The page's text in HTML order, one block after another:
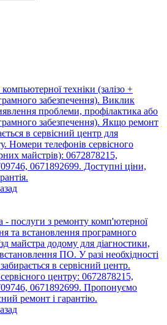
техніки (залізо +
забезпечення). Виклик
проблеми, профілактика або
забезпечення). Якщо ремонт
в сервісний центр для
Номери телефонів сервісного
майстрів): 0672878215,
0671892699. Доступні ціни,
- послуги з ремонту комп'ютерної
та встановлення програмного
майстра додому для діагностики,
ПО. У разі необхідності
в сервісний центр.
центру: 0672878215,
0671892699. Пропонуємо
ремонт і гарантію.